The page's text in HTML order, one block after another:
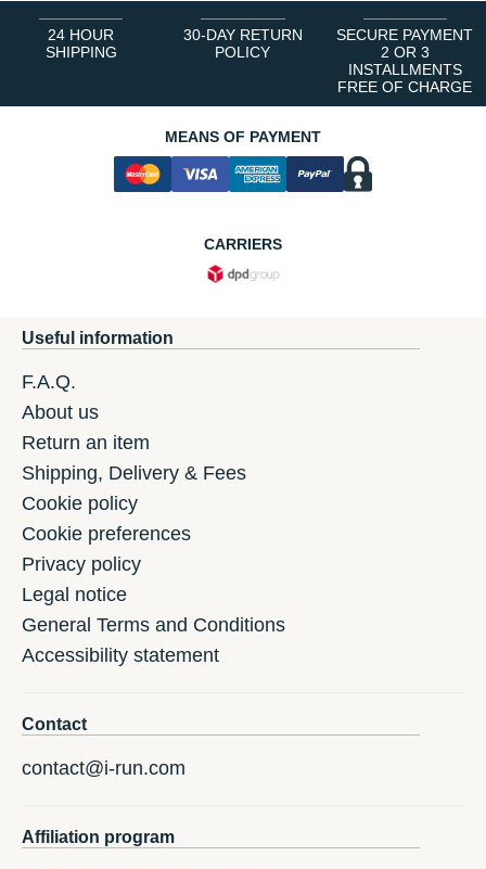
24 HOUR
SHIPPING
30-DAY RETURN
POLICY
SECURE PAYMENT
2 OR 3
INSTALLMENTS
FREE OF CHARGE
MEANS OF PAYMENT
CARRIERS
Useful information
F.A.Q.
About us
Return an item
Shipping, Delivery & Fees
Cookie policy
Cookie preferences
Privacy policy
Legal notice
General Terms and Conditions
Accessibility statement
Contact
contact@i-run.com
Affiliation program